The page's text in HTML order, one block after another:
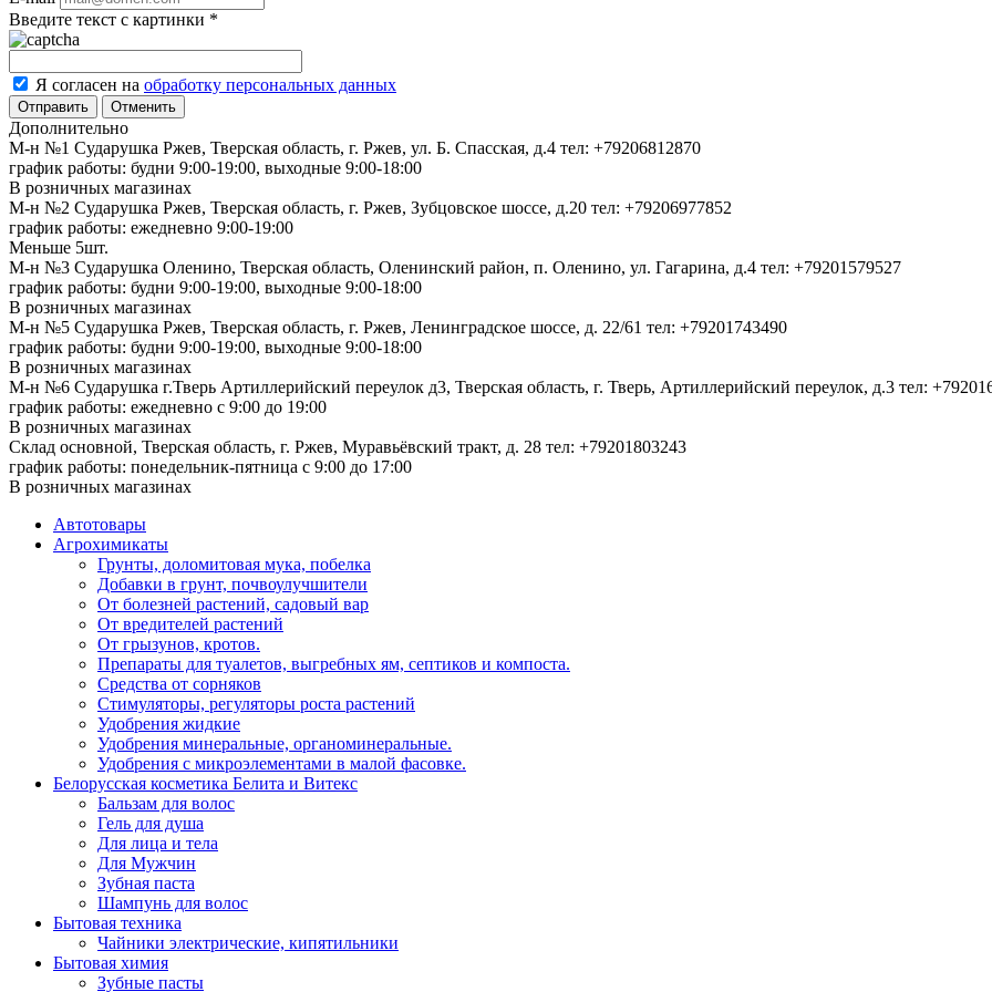
Введите текст с картинки *
Я согласен на обработку персональных данных
Отменить
Дополнительно
М-н №1 Сударушка Ржев, Тверская область, г. Ржев, ул. Б. Спасская, д.4 тел: +79206812870
график работы: будни 9:00-19:00, выходные 9:00-18:00
В розничных магазинах
М-н №2 Cударушка Ржев, Тверская область, г. Ржев, Зубцовское шоссе, д.20 тел: +79206977852
график работы: ежедневно 9:00-19:00
Меньше 5шт.
М-н №3 Сударушка Оленино, Тверская область, Оленинский район, п. Оленино, ул. Гагарина, д.4 тел: +79201579527
график работы: будни 9:00-19:00, выходные 9:00-18:00
В розничных магазинах
М-н №5 Сударушка Ржев, Тверская область, г. Ржев, Ленинградское шоссе, д. 22/61 тел: +79201743490
график работы: будни 9:00-19:00, выходные 9:00-18:00
В розничных магазинах
М-н №6 Сударушка г.Тверь Артиллерийский переулок д3, Тверская область, г. Тверь, Артиллерийский переулок, д.3 тел:
график работы: ежедневно с 9:00 до 19:00
В розничных магазинах
Склад основной, Тверская область, г. Ржев, Муравьёвский тракт, д. 28 тел: +79201803243
график работы: понедельник-пятница с 9:00 до 17:00
В розничных магазинах
Автотовары
Агрохимикаты
Грунты, доломитовая мука, побелка
Добавки в грунт, почвоулучшители
От болезней растений, садовый вар
От вредителей растений
От грызунов, кротов.
Препараты для туалетов, выгребных ям, септиков и компоста.
Средства от сорняков
Стимуляторы, регуляторы роста растений
Удобрения жидкие
Удобрения минеральные, органоминеральные.
Удобрения с микроэлементами в малой фасовке.
Белорусская косметика Белита и Витекс
Бальзам для волос
Гель для душа
Для лица и тела
Для Мужчин
Зубная паста
Шампунь для волос
Бытовая техника
Чайники электрические, кипятильники
Бытовая химия
Зубные пасты